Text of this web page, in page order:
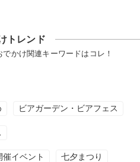
トレンド
かけ関連キーワードはコレ！
ビアガーデン・ビアフェス
イベント 七夕まつり